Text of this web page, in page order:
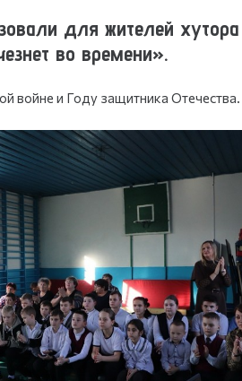
для жителей хутора
во времени».
войне и Году защитника Отечества.